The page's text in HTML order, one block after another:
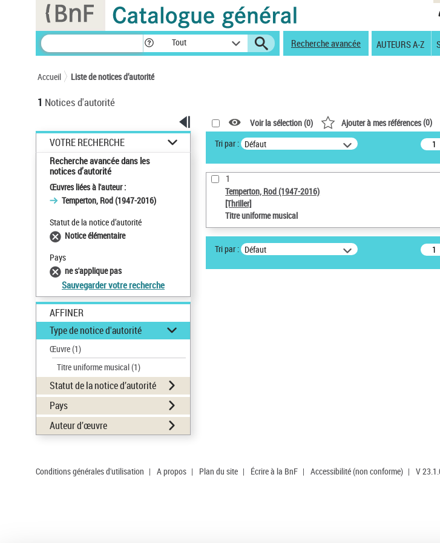
Tout Recherche avancée AUTEURS A-Z
Accueil Liste de notices d’autorité
1 Notices d'autorité
VOTRE RECHERCHE
Recherche avancée dans les
notices d’autorité
Œuvres liées à l'auteur :
Temperton, Rod (1947-2016)
Statut de la notice d’autorité
Notice élémentaire
Pays
ne s'applique pas
Sauvegarder votre recherche
AFFINER
Type de notice d'autorité
Œuvre(1)
Titre uniforme musical(1)
Statut de la notice d’autorité
Pays
Auteur d’œuvre
Voir la sélection (0) Ajouter à mes références(0)
Tri par : Défaut
1
Temperton, Rod (1947-2016)
[Thriller]
Titre uniforme musical
Tri par : Défaut
Conditions générales d'utilisation | A propos | Plan du site | Écrire à la BnF | Accessibilité (non conforme) | V
Panneau de gestion des cookies